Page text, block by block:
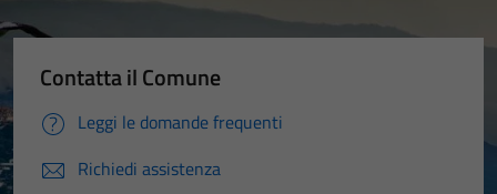
Contatta il Comune
Leggi le domande frequenti
Richiedi assistenza